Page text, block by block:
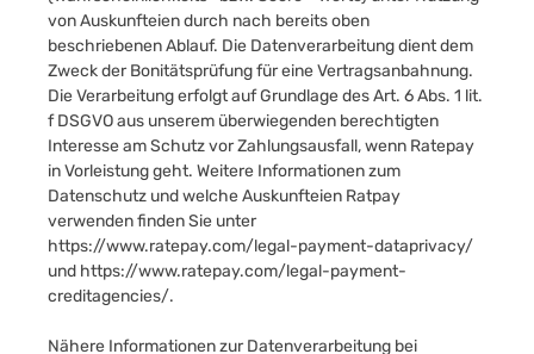
von Auskunfteien durch nach bereits oben
beschriebenen Ablauf. Die Datenverarbeitung dient dem
Zweck der Bonitätsprüfung für eine Vertragsanbahnung.
Die Verarbeitung erfolgt auf Grundlage des Art. 6 Abs. 1 lit.
f DSGVO aus unserem überwiegenden berechtigten
Interesse am Schutz vor Zahlungsausfall, wenn Ratepay
in Vorleistung geht. Weitere Informationen zum
Datenschutz und welche Auskunfteien Ratpay
verwenden finden Sie unter
https://www.ratepay.com/legal-payment-dataprivacy/
und https://www.ratepay.com/legal-payment-
creditagencies/.
Nähere Informationen zur Datenverarbeitung bei